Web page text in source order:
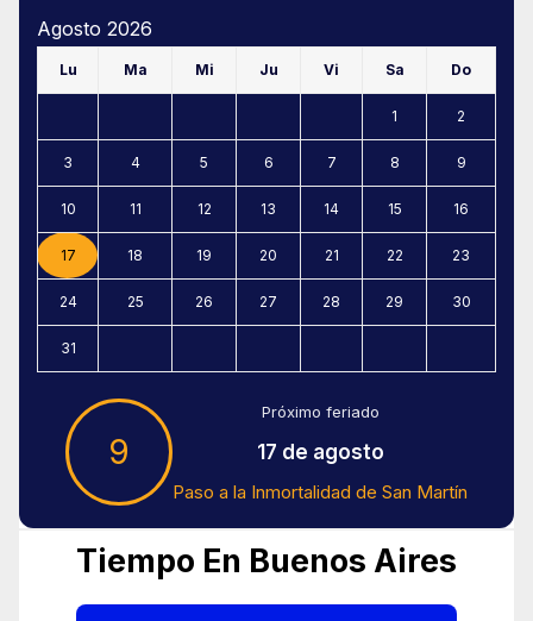
Agosto 2026
Lu Ma Mi Ju Vi Sa Do
1 2
3 4 5 6 7 8 9
10 11 12 13 14 15 16
17 18 19 20 21 22 23
24 25 26 27 28 29 30
31
9
Próximo feriado
17 de agosto
Paso a la Inmortalidad de San Martín
Tiempo En Buenos Aires